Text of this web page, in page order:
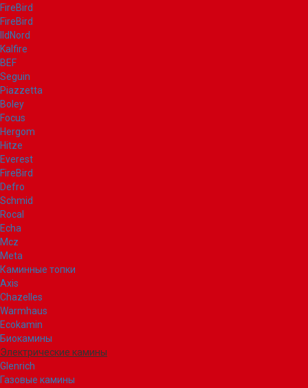
FireBird
FireBird
IldNord
Kalfire
BEF
Seguin
Piazzetta
Boley
Focus
Hergom
Hitze
Everest
FireBird
Defro
Schmid
Rocal
Echa
Mcz
Meta
Каминные топки
Axis
Chazelles
Warmhaus
Ecokamin
Биокамины
Электрические камины
Glenrich
Газовые камины